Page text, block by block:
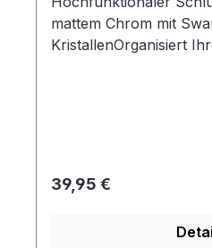
mattem Chrom mit
KristallenOrganisiert
Schlüssel Alle Schlüssel
Schnellkupplung
superheller, neuester
Regulärer Preis:
39,95 €